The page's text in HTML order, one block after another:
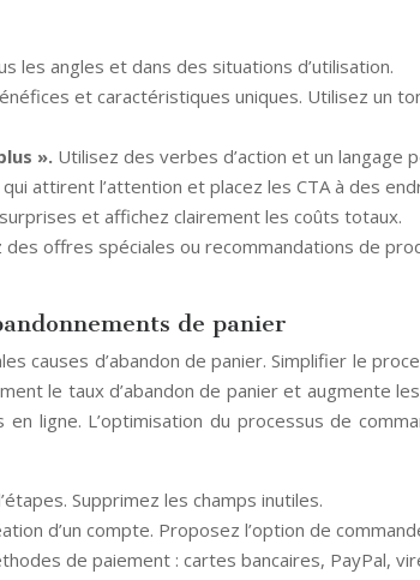
les angles et dans des situations d’utilisation.
et caractéristiques uniques. Utilisez un
». Utilisez des verbes d’action et un langage
attirent l’attention et placez les CTA à des
et affichez clairement les coûts totaux.
des offres spéciales ou recommandations de
de panier
causes d’abandon de panier. Simplifier le
le taux d’abandon de panier et augmente
ligne. L’optimisation du processus de
Supprimez les champs inutiles.
d’un compte. Proposez l’option de
de paiement : cartes bancaires, PayPal,